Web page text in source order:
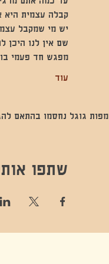
קבלה עצמית היא
יש מי שמקבל
שם אין לנו היכן
מפגש חד פעמי בו
עוד
מפות גוגל נחסמו בהתאם
שתפו